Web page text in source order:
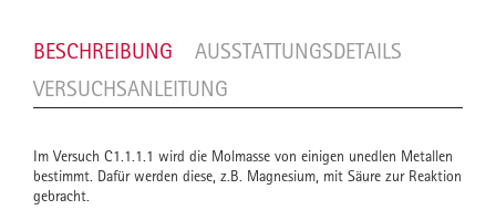
BESCHREIBUNG
AUSSTATTUNGSDETAILS
VERSUCHSANLEITUNG
Im Versuch C1.1.1.1 wird die Molmasse von einigen unedlen Metallen
bestimmt. Dafür werden diese, z.B. Magnesium, mit Säure zur Reaktion
gebracht.